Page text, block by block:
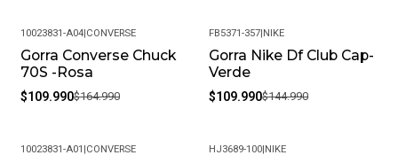
-33%
10023831-A04|CONVERSE
Gorra Converse Chuck
70S -Rosa
$109.990$164.990
-24%
FB5371-357|NIKE
Gorra Nike Df Club Cap-
Verde
$109.990$144.990
10023831-A01 CONVERSE HJ3689-100 NIKE